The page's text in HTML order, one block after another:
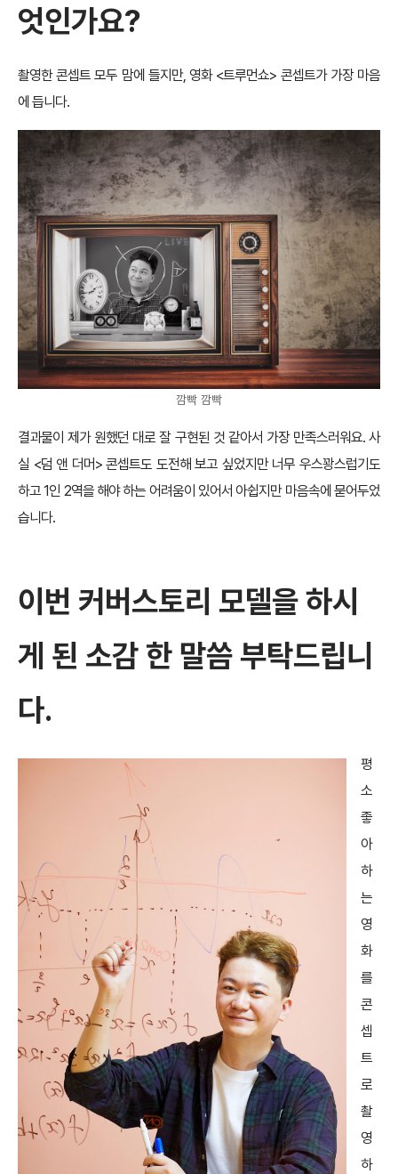
엇인가요?
촬영한 콘셉트 모두 맘에 들지만, 영화 <트루먼쇼> 콘셉트가 가장 마음
에 듭니다.
깜빡 깜빡
결과물이 제가 원했던 대로 잘 구현된 것 같아서 가장 만족스러워요. 사
실 <덤 앤 더머> 콘셉트도 도전해 보고 싶었지만 너무 우스꽝스럽기도
하고 1인 2역을 해야 하는 어려움이 있어서 아쉽지만 마음속에 묻어두었
습니다.
이번 커버스토리 모델을 하시
게 된 소감 한 말씀 부탁드립니
다.
평
소
좋
아
하
는
영
화
를
콘
셉
트
로
촬
영
하